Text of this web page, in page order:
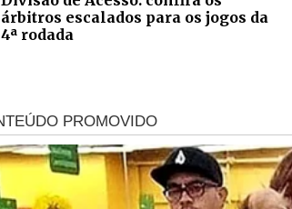
árbitros escalados para os jogos da
4ª rodada